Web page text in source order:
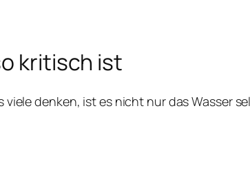
kritisch ist
denken, ist es nicht nur das Wasser